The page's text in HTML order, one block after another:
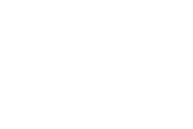
yet containing limitless power that cannot